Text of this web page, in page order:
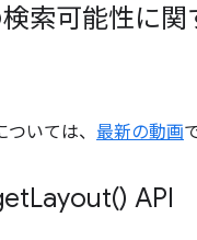
索可能性に関
いては、 最新の動画
Layout() API